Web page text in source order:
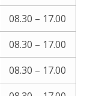
08.30 – 17.00
08.30 – 17.00
08.30 – 17.00